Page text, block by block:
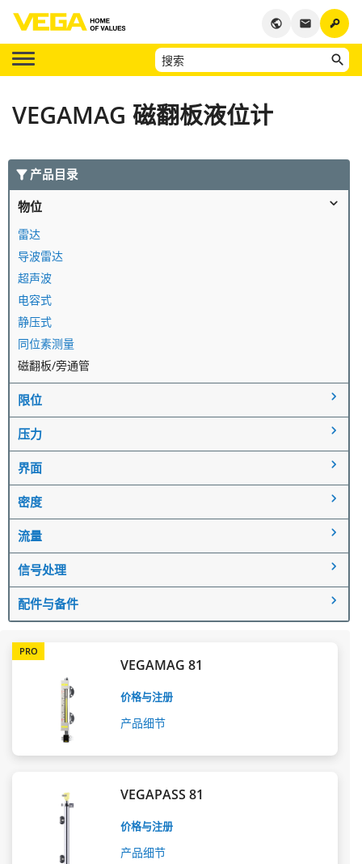
key
email
public
VEGAMAG 磁翻板液位计
产品目录
物位
雷达
导波雷达
超声波
电容式
静压式
同位素测量
磁翻板/旁通管
限位
压力
界面
密度
流量
信号处理
配件与备件
PRO
VEGAMAG 81
价格与注册
产品细节
VEGAPASS 81
价格与注册
产品细节